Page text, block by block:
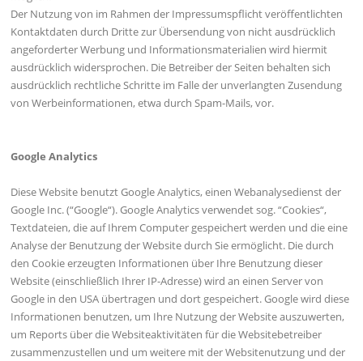
Der Nutzung von im Rahmen der Impressumspflicht veröffentlichten
Kontaktdaten durch Dritte zur Übersendung von nicht ausdrücklich
angeforderter Werbung und Informationsmaterialien wird hiermit
ausdrücklich widersprochen. Die Betreiber der Seiten behalten sich
ausdrücklich rechtliche Schritte im Falle der unverlangten Zusendung
von Werbeinformationen, etwa durch Spam-Mails, vor.
Google Analytics
Diese Website benutzt Google Analytics, einen Webanalysedienst der
Google Inc. (“Google“). Google Analytics verwendet sog. “Cookies“,
Textdateien, die auf Ihrem Computer gespeichert werden und die eine
Analyse der Benutzung der Website durch Sie ermöglicht. Die durch
den Cookie erzeugten Informationen über Ihre Benutzung dieser
Website (einschließlich Ihrer IP-Adresse) wird an einen Server von
Google in den USA übertragen und dort gespeichert. Google wird diese
Informationen benutzen, um Ihre Nutzung der Website auszuwerten,
um Reports über die Websiteaktivitäten für die Websitebetreiber
zusammenzustellen und um weitere mit der Websitenutzung und der